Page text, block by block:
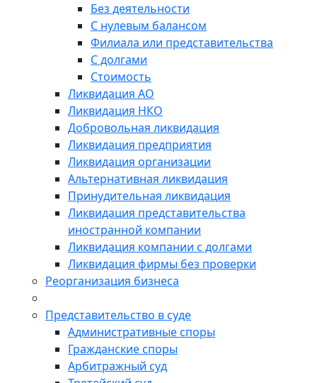
Без деятельности
С нулевым балансом
Филиала или представительства
С долгами
Стоимость
Ликвидация АО
Ликвидация НКО
Добровольная ликвидация
Ликвидация предприятия
Ликвидация организации
Альтернативная ликвидация
Принудительная ликвидация
Ликвидация представительства
иностранной компании
Ликвидация компании с долгами
Ликвидация фирмы без проверки
Реорганизация бизнеса
Представительство в суде
Административные споры
Гражданские споры
Арбитражный суд